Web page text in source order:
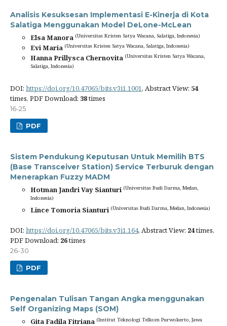
Analisis Kesuksesan Implementasi E-Kinerja di Kota
Salatiga Menggunakan Model DeLone-McLean
Elsa Manora (Universitas Kristen Satya Wacana, Salatiga, Indonesia)
Evi Maria (Universitas Kristen Satya Wacana, Salatiga, Indonesia)
Hanna Prillysca Chernovita (Universitas Kristen Satya Wacana,
Salatiga, Indonesia)
DOI: https://doi.org/10.47065/bits.v3i1.1001, Abstract View: 54
times, PDF Download: 38times
16-25
PDF
Sistem Pendukung Keputusan Untuk Memilih BTS
(Base Transceiver Station) Service Terburuk dengan
Menerapkan Fuzzy MADM
Hotman Jandri Vay Sianturi (Universitas Budi Darma, Medan,
Indonesia)
Lince Tomoria Sianturi (Universitas Budi Darma, Medan, Indonesia)
DOI: https://doi.org/10.47065/bits.v3i1.164, Abstract View: 24times,
PDF Download: 26times
26-30
PDF
Pengenalan Tulisan Tangan Angka menggunakan
Self Organizing Maps (SOM)
Gita Fadila Fitriana (Institut Teknologi Telkom Purwokerto, Jawa